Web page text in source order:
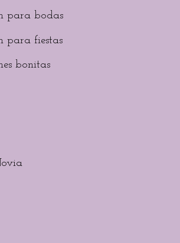
para bodas
para fiestas
bonitas